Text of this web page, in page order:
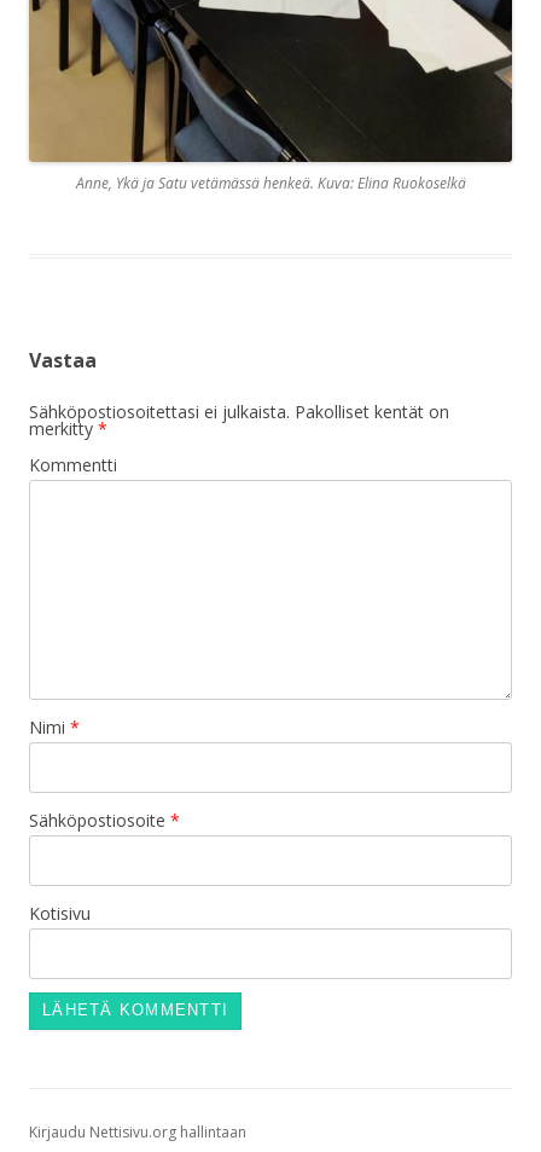
Anne, Ykä ja Satu vetämässä henkeä. Kuva: Elina Ruokoselkä
Vastaa
Sähköpostiosoitettasi ei julkaista. Pakolliset kentät on
merkitty *
Kommentti
Nimi *
Sähköpostiosoite *
Kotisivu
Kirjaudu Nettisivu.org hallintaan